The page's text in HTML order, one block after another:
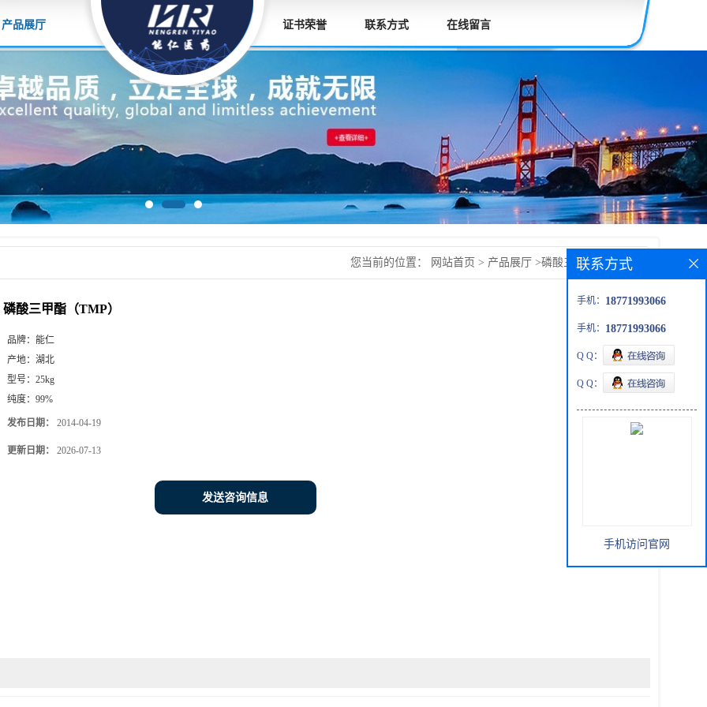
产品展厅 证书荣誉 联系方式 在线留言
您当前的位置： 网站首页 > 产品展厅 >磷酸三甲酯（TMP）
磷酸三甲酯（TMP）
品牌： 能仁
产地： 湖北
型号： 25kg
纯度： 99%
发布日期： 2014-04-19
更新日期： 2026-07-13
发送咨询信息
联系方式
手机： 18771993066
手机： 18771993066
Q Q：
Q Q：
手机访问官网